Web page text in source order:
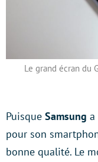
Le grand écran du
Puisque Samsung a
pour son
bonne qualité. Le